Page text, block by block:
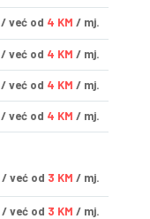
/ već od 4 KM / mj.
/ već od 4 KM / mj.
/ već od 4 KM / mj.
/ već od 4 KM / mj.
/ već od 3 KM / mj.
/ već od 3 KM / mj.